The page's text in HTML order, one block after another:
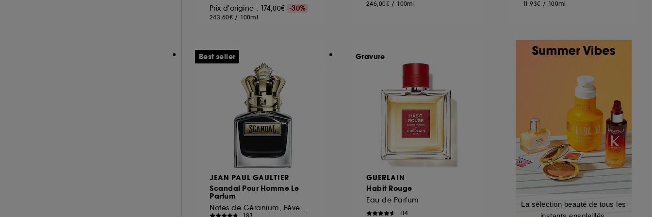
Prix d'origine : 174,00€ -30%
243,60€ / 100ml
246,00€ / 100ml 11,93€ / 100ml
JEAN PAUL GAULTIER
Scandal Pour Homme Le
Parfum
183
Best seller
GUERLAIN
Habit Rouge
Eau de Parfum
114
Gravure
La sélection beauté de tous les